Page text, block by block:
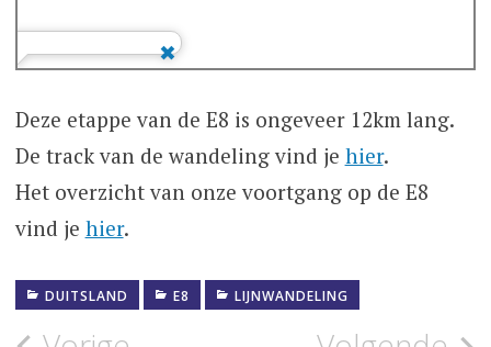
Deze etappe van de E8 is ongeveer 12km lang.
De track van de wandeling vind je hier.
Het overzicht van onze voortgang op de E8
vind je hier.
DUITSLAND E8 LIJNWANDELING